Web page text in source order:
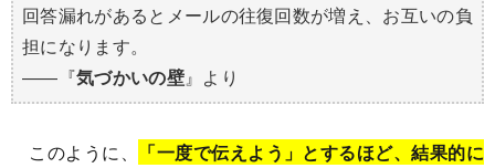
回答漏れがあるとメールの往復回数が増え、お互いの負
担になります。
――『気づかいの壁』より
このように、
「一度で伝えよう」とするほど、結果的に